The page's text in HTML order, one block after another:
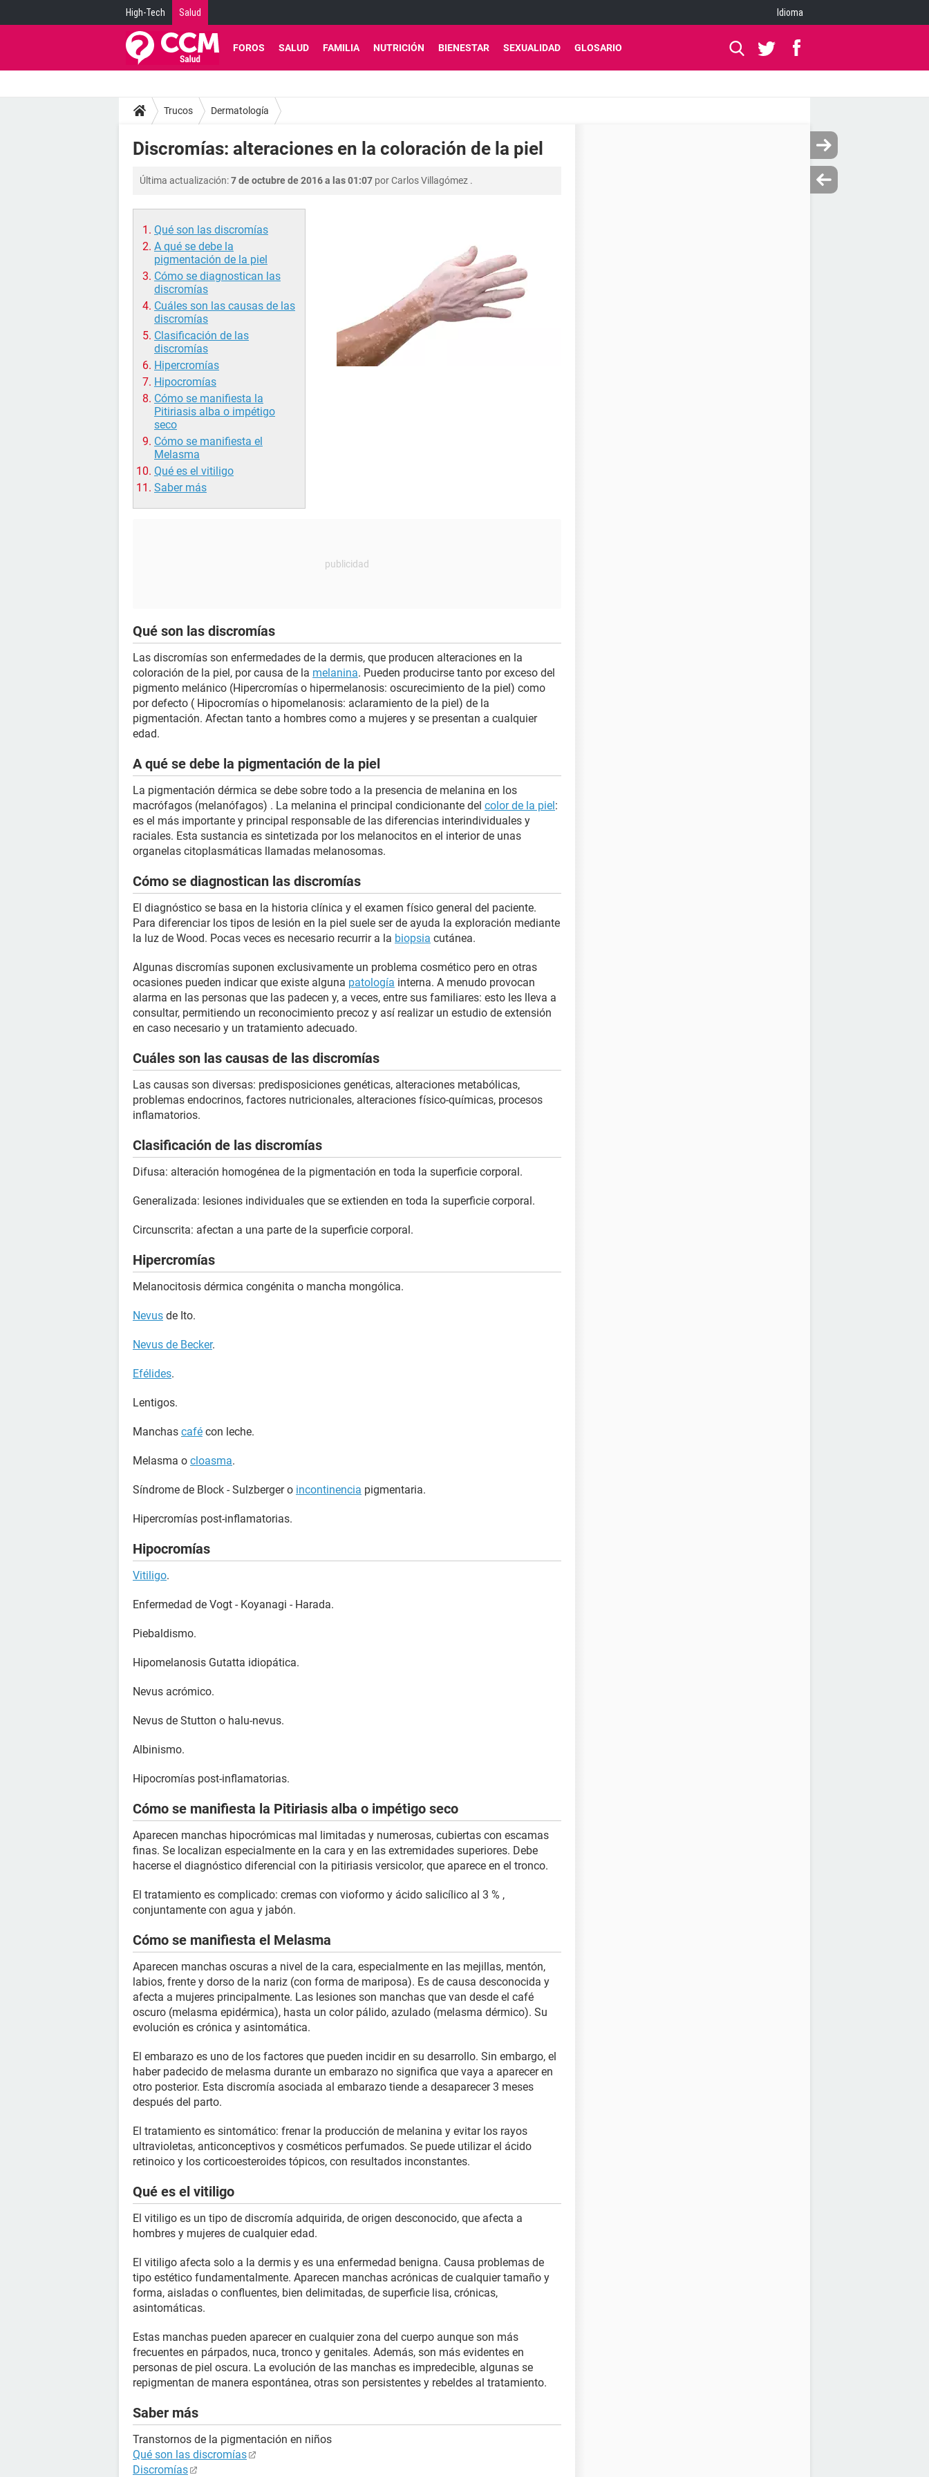
High-Tech Salud Idioma
FOROS SALUD FAMILIA NUTRICIÓN BIENESTAR SEXUALIDAD GLOSARIO
Trucos Dermatología
Discromías: alteraciones en la coloración de la piel
Última actualización:7 de octubre de 2016 a las 01:07 porCarlos Villagómez .
Qué son las discromías
A qué se debe la
pigmentación de la piel
Cómo se diagnostican las
discromías
Cuáles son las causas de las
discromías
Clasificación de las
discromías
Hipercromías
Hipocromías
Cómo se manifiesta la
Pitiriasis alba o impétigo
seco
Cómo se manifiesta el
Melasma
Qué es el vitiligo
Saber más
Qué son las discromías
Las discromías son enfermedades de la dermis, que producen alteraciones en la
coloración de la piel, por causa de la melanina. Pueden producirse tanto por exceso del
pigmento melánico (Hipercromías o hipermelanosis: oscurecimiento de la piel) como
por defecto ( Hipocromías o hipomelanosis: aclaramiento de la piel) de la
pigmentación. Afectan tanto a hombres como a mujeres y se presentan a cualquier
edad.
A qué se debe la pigmentación de la piel
La pigmentación dérmica se debe sobre todo a la presencia de melanina en los
macrófagos (melanófagos) . La melanina el principal condicionante del color de la piel:
es el más importante y principal responsable de las diferencias interindividuales y
raciales. Esta sustancia es sintetizada por los melanocitos en el interior de unas
organelas citoplasmáticas llamadas melanosomas.
Cómo se diagnostican las discromías
El diagnóstico se basa en la historia clínica y el examen físico general del paciente.
Para diferenciar los tipos de lesión en la piel suele ser de ayuda la exploración mediante
la luz de Wood. Pocas veces es necesario recurrir a la biopsia cutánea.
Algunas discromías suponen exclusivamente un problema cosmético pero en otras
ocasiones pueden indicar que existe alguna patología interna. A menudo provocan
alarma en las personas que las padecen y, a veces, entre sus familiares: esto les lleva a
consultar, permitiendo un reconocimiento precoz y así realizar un estudio de extensión
en caso necesario y un tratamiento adecuado.
Cuáles son las causas de las discromías
Las causas son diversas: predisposiciones genéticas, alteraciones metabólicas,
problemas endocrinos, factores nutricionales, alteraciones físico-químicas, procesos
inflamatorios.
Clasificación de las discromías
Difusa: alteración homogénea de la pigmentación en toda la superficie corporal.
Generalizada: lesiones individuales que se extienden en toda la superficie corporal.
Circunscrita: afectan a una parte de la superficie corporal.
Hipercromías
Melanocitosis dérmica congénita o mancha mongólica.
Nevus de Ito.
Nevus de Becker.
Efélides.
Lentigos.
Manchas café con leche.
Melasma o cloasma.
Síndrome de Block - Sulzberger o incontinencia pigmentaria.
Hipercromías post-inflamatorias.
Hipocromías
Vitiligo.
Enfermedad de Vogt - Koyanagi - Harada.
Piebaldismo.
Hipomelanosis Gutatta idiopática.
Nevus acrómico.
Nevus de Stutton o halu-nevus.
Albinismo.
Hipocromías post-inflamatorias.
Cómo se manifiesta la Pitiriasis alba o impétigo seco
Aparecen manchas hipocrómicas mal limitadas y numerosas, cubiertas con escamas
finas. Se localizan especialmente en la cara y en las extremidades superiores. Debe
hacerse el diagnóstico diferencial con la pitiriasis versicolor, que aparece en el tronco.
El tratamiento es complicado: cremas con vioformo y ácido salicílico al 3 % ,
conjuntamente con agua y jabón.
Cómo se manifiesta el Melasma
Aparecen manchas oscuras a nivel de la cara, especialmente en las mejillas, mentón,
labios, frente y dorso de la nariz (con forma de mariposa). Es de causa desconocida y
afecta a mujeres principalmente. Las lesiones son manchas que van desde el café
oscuro (melasma epidérmica), hasta un color pálido, azulado (melasma dérmico). Su
evolución es crónica y asintomática.
El embarazo es uno de los factores que pueden incidir en su desarrollo. Sin embargo, el
haber padecido de melasma durante un embarazo no significa que vaya a aparecer en
otro posterior. Esta discromía asociada al embarazo tiende a desaparecer 3 meses
después del parto.
El tratamiento es sintomático: frenar la producción de melanina y evitar los rayos
ultravioletas, anticonceptivos y cosméticos perfumados. Se puede utilizar el ácido
retinoico y los corticoesteroides tópicos, con resultados inconstantes.
Qué es el vitiligo
El vitiligo es un tipo de discromía adquirida, de origen desconocido, que afecta a
hombres y mujeres de cualquier edad.
El vitiligo afecta solo a la dermis y es una enfermedad benigna. Causa problemas de
tipo estético fundamentalmente. Aparecen manchas acrónicas de cualquier tamaño y
forma, aisladas o confluentes, bien delimitadas, de superficie lisa, crónicas,
asintomáticas.
Estas manchas pueden aparecer en cualquier zona del cuerpo aunque son más
frecuentes en párpados, nuca, tronco y genitales. Además, son más evidentes en
personas de piel oscura. La evolución de las manchas es impredecible, algunas se
repigmentan de manera espontánea, otras son persistentes y rebeldes al tratamiento.
Saber más
Transtornos de la pigmentación en niños
Qué son las discromías
Discromías